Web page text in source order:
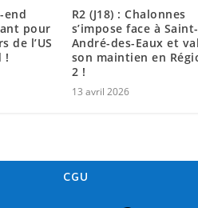
end
pour
de l’US
!
R2 (J18) : Chalonnes
s’impose face à Saint-
André-des-Eaux et
son maintien en
2 !
13 avril 2026
CGU